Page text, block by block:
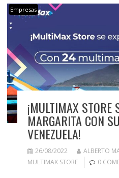
Empresas
¡MULTIMAX STORE
MARGARITA CON
VENEZUELA!
26/08/2022
ALBERTO
MULTIMAX STORE
0